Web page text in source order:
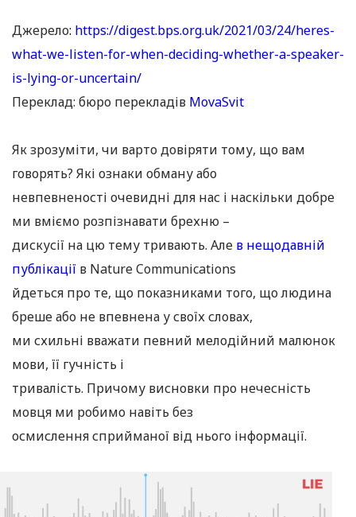
Джерело: https://digest.bps.org.uk/2021/03/24/heres-
what-we-listen-for-when-deciding-whether-a-speaker-
is-lying-or-uncertain/
Переклад: бюро перекладів MovaSvit
Як зрозуміти, чи варто довіряти тому, що вам
говорять? Які ознаки обману або
невпевненості очевидні для нас і наскільки добре
ми вміємо розпізнавати брехню –
дискусії на цю тему тривають. Але в нещодавній
публікації в Nature Communications
йдеться про те, що показниками того, що людина
бреше або не впевнена у своїх словах,
ми схильні вважати певний мелодійний малюнок
мови, її гучність і
тривалість. Причому висновки про нечесність
мовця ми робимо навіть без
осмислення сприйманої від нього інформації.